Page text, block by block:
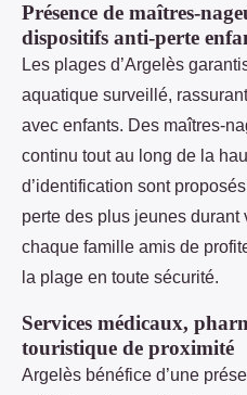
Présence de maîtres-
dispositifs anti-perte
Les plages d’Argelès
aquatique surveillé,
avec enfants. Des maîtres-
continu tout au long de la
d’identification sont
perte des plus jeunes durant
chaque famille amis de
la plage en toute sécurité.
Services médicaux,
touristique de proximité
Argelès bénéfice d’une